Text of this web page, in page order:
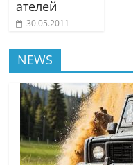
ателей
30.05.2011
NEWS